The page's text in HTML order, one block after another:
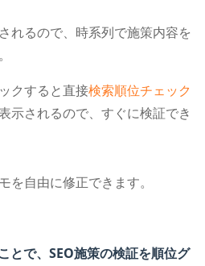
れるので、時系列で施策内容を
クすると直接検索順位チェック
示されるので、すぐに検証でき
を自由に修正できます。
とで、SEO施策の検証を順位グ